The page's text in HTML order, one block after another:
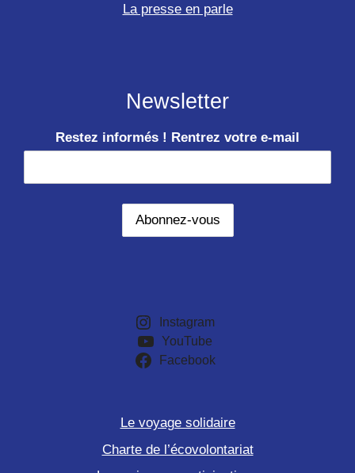
La presse en parle
Newsletter
Restez informés ! Rentrez votre e-mail
Instagram
YouTube
Facebook
Le voyage solidaire
Charte de l’écovolontariat